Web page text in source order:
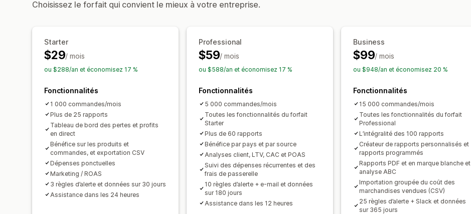
Choisissez le forfait qui convient le mieux à votre entreprise.
Starter
$29/ mois
ou $288/an et économisez 17 %
Fonctionnalités
1 000 commandes/mois
Plus de 25 rapports
Tableau de bord des pertes et profits
en direct
Bénéfice sur les produits et
commandes, et exportation CSV
Dépenses ponctuelles
Marketing / ROAS
3 règles d’alerte et données sur 30 jours
Assistance dans les 24 heures
Professional
$59/ mois
ou $588/an et économisez 17 %
Fonctionnalités
5 000 commandes/mois
Toutes les fonctionnalités du forfait
Starter
Plus de 60 rapports
Bénéfice par pays et par source
Analyses client, LTV, CAC et POAS
Suivi des dépenses récurrentes et des
frais de passerelle
10 règles d’alerte + e-mail et données
sur 180 jours
Assistance dans les 12 heures
Business
$99/ mois
ou $948/an et économisez 20 %
Fonctionnalités
15 000 commandes/mois
Toutes les fonctionnalités du forfait
Professional
L’intégralité des 100 rapports
Créateur de rapports personnalisés et
rapports programmés
Rapports PDF et en marque blanche et
analyse ABC
Importation groupée du coût des
marchandises vendues (CSV)
25 règles d’alerte + Slack et données
sur 365 jours